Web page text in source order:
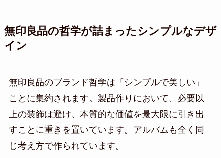
無印良品の哲学が詰まったシンプルなデザ
イン
無印良品のブランド哲学は「シンプルで美しい」
ことに集約されます。製品作りにおいて、必要以
上の装飾は避け、本質的な価値を最大限に引き出
すことに重きを置いています。アルバムも全く同
じ考え方で作られています。